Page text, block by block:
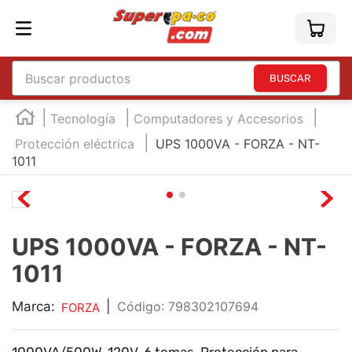
Buscar productos
Tecnología
Computadores y Accesorios
Protección eléctrica
UPS 1000VA - FORZA - NT-
1011
UPS 1000VA - FORZA - NT-
1011
Marca: FORZA : 798302107694
TÉRMINOS MÁS BUSCADOS
england
2.
3
.
mouse
6.
marcadores
7.
audifonos
8.
teclado